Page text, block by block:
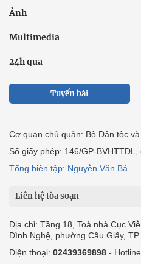
Ảnh
Multimedia
24h qua
Tuyến bài
Cơ quan chủ quản: Bộ Dân tộc
Số giấy phép: 146/GP-
Tổng biên tập: Nguyễn Văn Bá
Liên hệ tòa soạn
Địa chỉ: Tầng 18, Toà nhà Cục
Đình Nghệ, phường Cầu Giấy, TP.
Điện thoại: 02439369898 -